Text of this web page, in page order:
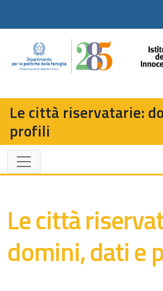
Le città riservatarie:
profili
Le città
domini, dati e